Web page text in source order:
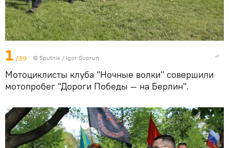
1 /39 © Sputnik / Igor Suprun
Мотоциклисты клуба "Ночные волки" совершили
мотопробег "Дороги Победы — на Берлин".